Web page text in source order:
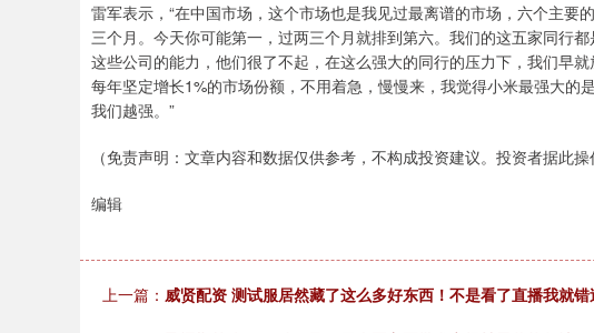
雷军表示，“在中国市场，这个市场也是我见过最离谱的市场，六个主要
三个月。今天你可能第一，过两三个月就排到第六。我们的这五家同行
这些公司的能力，他们很了不起，在这么强大的同行的压力下，我们早
每年坚定增长1%的市场份额，不用着急，慢慢来，我觉得小米最强大的
我们越强。”
（免责声明：文章内容和数据仅供参考，不构成投资建议。投资者据此操
编辑
上一篇： 威贤配资 测试服居然藏了这么多好东西！不是看了直播我就错